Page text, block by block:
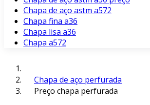
Chapa de aço astm a572
Chapa fina a36
Chapa lisa a36
Chapa a572
Chapa de aço perfurada
Preço chapa perfurada